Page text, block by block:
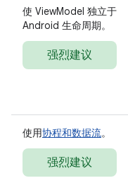
使 ViewModel 独立于
Android 生命周期。
强烈建议
使用协程和数据流。
强烈建议